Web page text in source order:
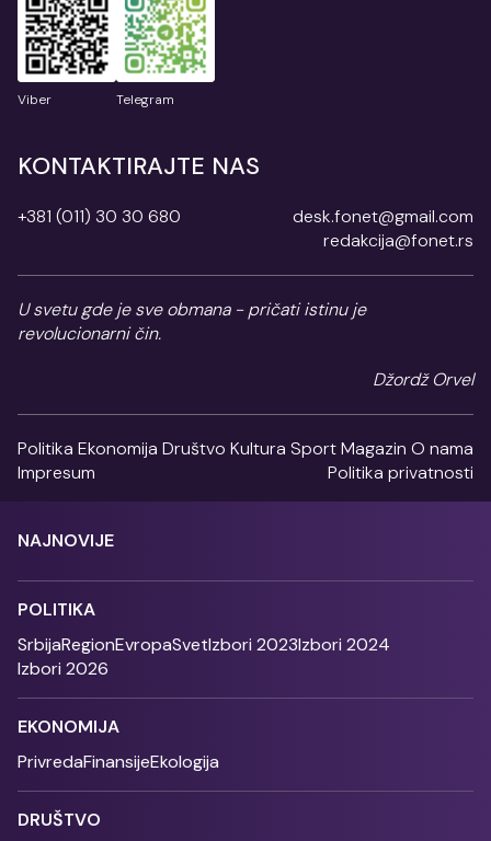
Viber Telegram
KONTAKTIRAJTE NAS
+381 (011) 30 30 680
desk.fonet@gmail.com
redakcija@fonet.rs
U svetu gde je sve obmana - pričati istinu je
revolucionarni čin.
Džordž Orvel
Politika Ekonomija Društvo Kultura SportMagazin O nama
Impresum
Politika privatnosti
NAJNOVIJE
POLITIKA
SrbijaRegionEvropaSvetIzbori 2023Izbori 2024
Izbori 2026
EKONOMIJA
PrivredaFinansijeEkologija
DRUŠTVO